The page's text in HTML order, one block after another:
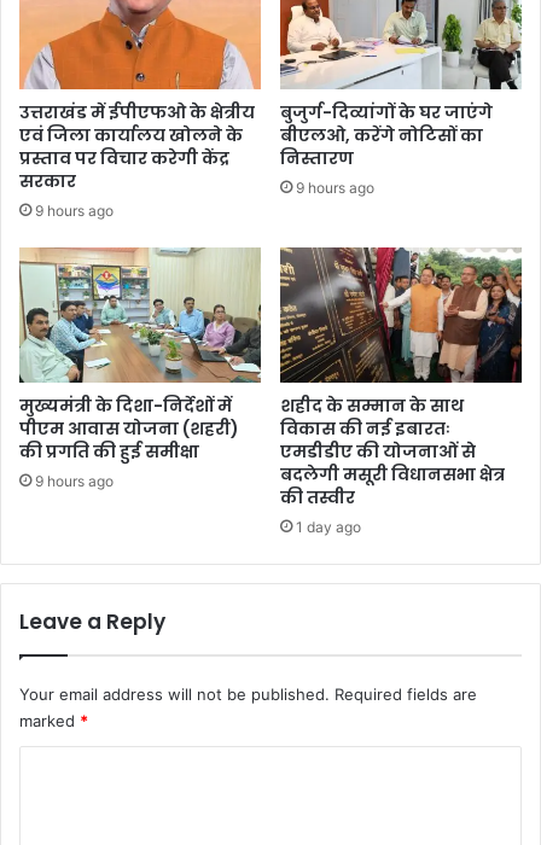
उत्तराखंड में ईपीएफओ के क्षेत्रीय
एवं जिला कार्यालय खोलने के
प्रस्ताव पर विचार करेगी केंद्र
सरकार
9 hours ago
बुजुर्ग-दिव्यांगों के घर जाएंगे
बीएलओ, करेंगे नोटिसों का
निस्तारण
9 hours ago
मुख्यमंत्री के दिशा-निर्देशों में
पीएम आवास योजना (शहरी)
की प्रगति की हुई समीक्षा
9 hours ago
शहीद के सम्मान के साथ
विकास की नई इबारतः
एमडीडीए की योजनाओं से
बदलेगी मसूरी विधानसभा क्षेत्र
की तस्वीर
1 day ago
Leave a Reply
Your email address will not be published. Required fields are
marked *